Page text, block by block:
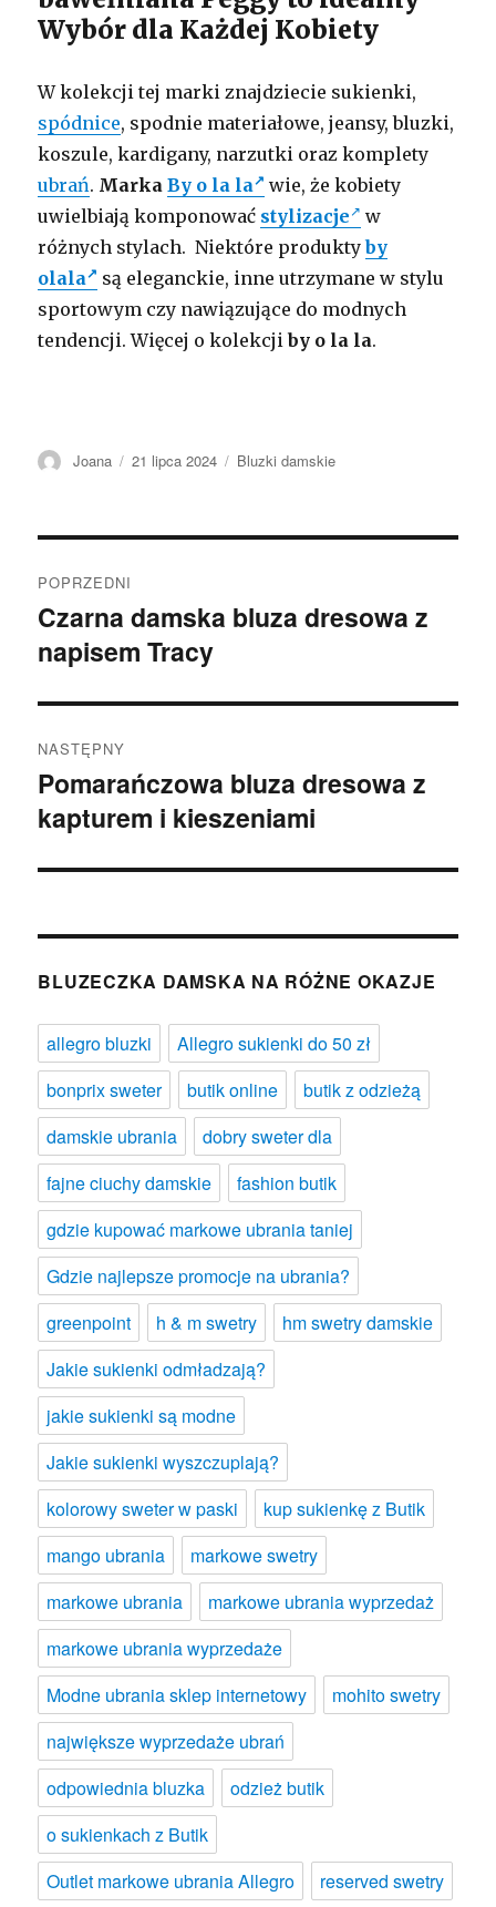
Wybór dla Każdej Kobiety
W kolekcji tej marki znajdziecie sukienki,
spódnice, spodnie materiałowe, jeansy, bluzki,
koszule, kardigany, narzutki oraz komplety
ubrań. MarkaBy o la la
wie, że kobiety
uwielbiają komponować stylizacje
w
różnych stylach. Niektóre produktyby
olala
są eleganckie, inne utrzymane w stylu
sportowym czy nawiązujące do modnych
tendencji. Więcej o kolekcjiby o la la.
Autor
Joana Opublikowano
21 lipca 2024 Kategorie
Bluzki damskie
wpisu
POPRZEDNI
Poprzedni
wpis:
Czarna damska bluza dresowa z
napisem Tracy
NASTĘPNY
Następny
wpis:
Pomarańczowa bluza dresowa z
kapturem i kieszeniami
BLUZECZKA DAMSKA NA RÓŻNE OKAZJE
allegro bluzki
Allegro sukienki do 50 zł
bonprix sweter
butik online
butik z odzieżą
damskie ubrania
dobry sweter dla
fajne ciuchy damskie
fashion butik
gdzie kupować markowe ubrania taniej
Gdzie najlepsze promocje na ubrania?
greenpoint
h & m swetry
hm swetry damskie
Jakie sukienki odmładzają?
jakie sukienki są modne
Jakie sukienki wyszczuplają?
kolorowy sweter w paski
kup sukienkę z Butik
mango ubrania
markowe swetry
markowe ubrania
markowe ubrania wyprzedaż
markowe ubrania wyprzedaże
Modne ubrania sklep internetowy
mohito swetry
największe wyprzedaże ubrań
odpowiednia bluzka
odzież butik
o sukienkach z Butik
Outlet markowe ubrania Allegro
reserved swetry